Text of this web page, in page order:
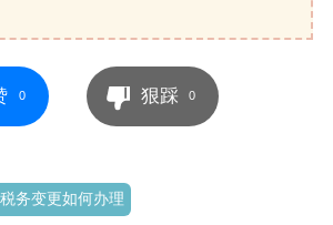
0 狠踩 0
务变更如何办理